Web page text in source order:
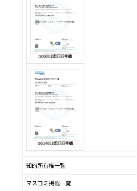
ISO9001認証証明書
ISO14001認証証明書
知的所有権一覧
マスコミ掲載一覧